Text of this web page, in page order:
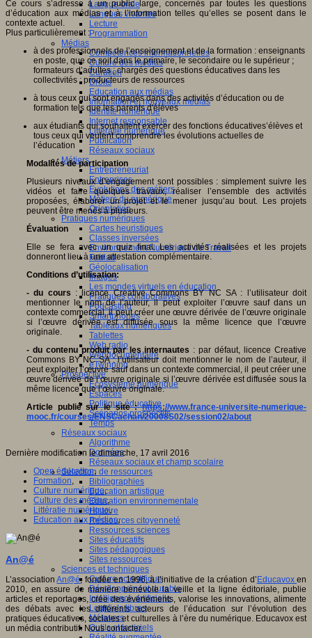
Langue orale
Langues vivantes
Lecture
Programmation
Médias
Compétences informationnelles
Culture des médias
Curation
Droits
Education aux médias
Information et nouveaux médias
Identité numérique
Internet responsable
Littératie numérique
Publication
Réseaux sociaux
Métiers
Entrepreneuriat
Entreprises
Evolutions des métiers
Métiers du numérique
Orientation
Pratiques numériques
Cartes heuristiques
Classes inversées
Environnement Numérique de Travail
Fablab
Géolocalisation
Images
Les mondes virtuels en éducation
Pratiques collaboratives
Podcasting
Smartphones
Tableaux numériques
Tablettes
Web radio
Webdocumentaire
eTwinning
Prospective
Ecosystème numérique
Espaces
Politique éducative
Scénarios prospectifs
Temps
Réseaux sociaux
Algorithme
Données
Réseaux sociaux et champ scolaire
Sélection de ressources
Bibliographies
Education artistique
Education environnementale
Histoire
Ressources citoyenneté
Ressources sciences
Sites éducatifs
Sites pédagogiques
Sites ressources
Sciences et techniques
Culture scientifique
Développement durable
Intelligence artificielle
Logiciels libres
Métavers
Outils et logiciels
Ce cours s’adresse à un public large, concernés par toutes les questions
d’éducation aux médias et à l’information telles qu’elles se posent dans le
contexte actuel.
Plus particulièrement :
à des professionnels de l’enseignement et de la formation : enseignants
en poste, que ce soit dans le primaire, le secondaire ou le supérieur ;
formateurs d’adultes ; chargés des questions éducatives dans les
collectivités ; producteurs de ressources
à tous ceux qui sont engagés dans des activités d’éducation ou de
formation tels que les parents d'élèves
aux étudiants qui souhaitent exercer des fonctions éducatives’élèves et
tous ceux qui veulent comprendre les évolutions actuelles de
l’éducation
Modalités de participation
Plusieurs niveaux d’engagement sont possibles : simplement suivre les
vidéos et faire quelques travaux, réaliser l’ensemble des activités
proposées, élaborer un projet et le mener jusqu’au bout. Les projets
peuvent être menés à plusieurs.
Évaluation
Elle se fera avec un quiz final. Les activités réalisées et les projets
donneront lieu à une attestation complémentaire.
Conditions d’utilisation:
- du cours : licence Creative Commons BY NC SA : l’utilisateur doit
mentionner le nom de l’auteur, il peut exploiter l’œuvre sauf dans un
contexte commercial, il peut créer une œuvre dérivée de l’œuvre originale
si l’œuvre dérivée est diffusée sous la même licence que l’œuvre
originale.
- du contenu produit par les internautes : par défaut, licence Creative
Commons BY NC SA : l’utilisateur doit mentionner le nom de l’auteur, il
peut exploiter l’œuvre sauf dans un contexte commercial, il peut créer une
œuvre dérivée de l’œuvre originale si l’œuvre dérivée est diffusée sous la
même licence que l’œuvre originale.
Article publié sur le site :https://www.france-universite-numerique-
mooc.fr/courses/ENSCachan/20008S02/session02/about
Dernière modification le dimanche, 17 avril 2016
Open éducation,
Formation,
Culture numérique,
Culture des médias,
Littératie numérique,
Education aux médias,
An@é
L’associationAn@é, fondée en 1996, à l’initiative de la création d’ Educavoxen
2010, en assure de manière bénévole la veille et la ligne éditoriale, publie
articles et reportages, crée des événements, valorise les innovations, alimente
des débats avec les différents acteurs de l’éducation sur l’évolution des
pratiques éducatives, sociales et culturelles à l’ère du numérique. Educavox est
un média contributif. Nous contacter.